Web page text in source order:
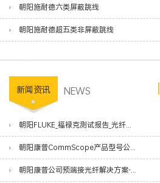
朝阳施耐德六类屏蔽跳线
朝阳施耐德超五类非屏蔽跳线
新闻资讯 NEWS
朝阳FLUKE_福禄克测试报告_光纤熔接测试小能手
朝阳康普CommScope产品型号公共代码价格表
朝阳康普公司预端接光纤解决方案-让您的数据中心服务更快上线